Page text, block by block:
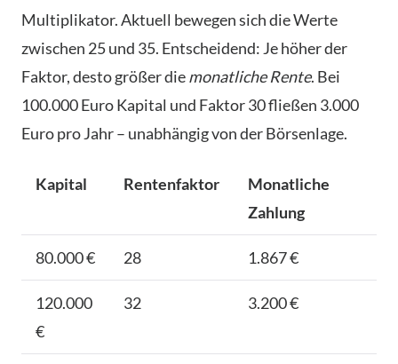
Multiplikator. Aktuell bewegen sich die Werte
zwischen 25 und 35. Entscheidend: Je höher der
Faktor, desto größer diemonatliche Rente. Bei
100.000 Euro Kapital und Faktor 30 fließen 3.000
Euro pro Jahr – unabhängig von der Börsenlage.
Kapital Rentenfaktor
Monatliche
Zahlung
80.000 € 28 1.867 €
120.000
€
32 3.200 €